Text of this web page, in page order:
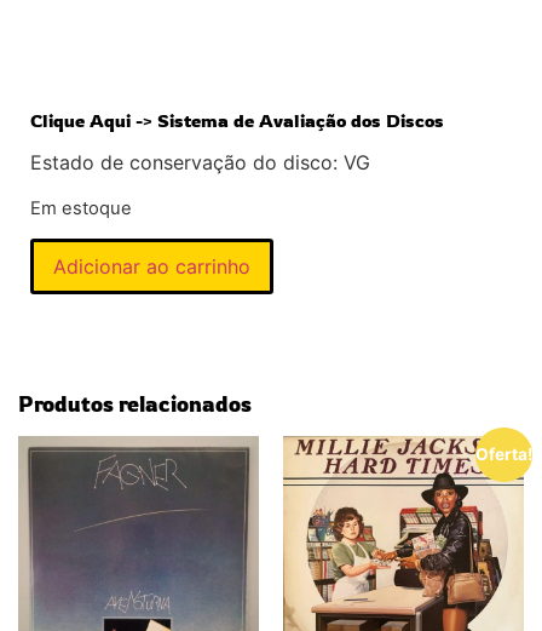
Clique Aqui -> Sistema de Avaliação dos Discos
Estado de conservação do disco: VG
Em estoque
Adicionar ao carrinho
Produtos relacionados
Oferta!